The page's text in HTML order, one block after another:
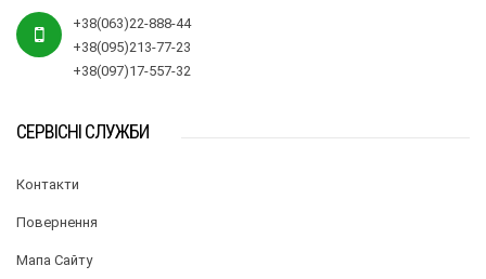
+38(063)22-888-44
+38(095)213-77-23
+38(097)17-557-32
СЕРВІСНІ СЛУЖБИ
Контакти
Повернення
Мапа Сайту